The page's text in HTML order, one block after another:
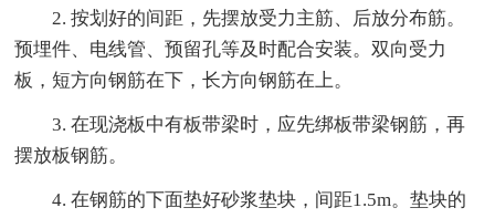
2. 按划好的间距，先摆放受力主筋、后放分布筋。
预埋件、电线管、预留孔等及时配合安装。双向受力
板，短方向钢筋在下，长方向钢筋在上。
3. 在现浇板中有板带梁时，应先绑板带梁钢筋，再
摆放板钢筋。
4. 在钢筋的下面垫好砂浆垫块，间距1.5m。垫块的